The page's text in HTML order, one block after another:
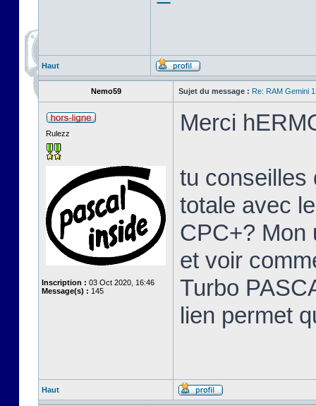
Haut
Nemo59 Sujet du message : Re: RAM Gemini
Rulezz
Inscription : 03 Oct 2020, 16:46
Message(s) : 145
Merci
tu conseilles
totale avec
CPC+? Mon
et voir
Turbo
lien permet
Haut